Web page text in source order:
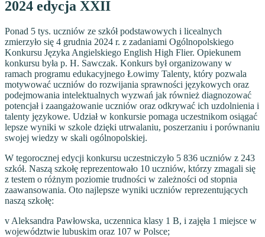
2024 edycja XXII
Ponad 5 tys. uczniów ze szkół podstawowych i licealnych
zmierzyło się 4 grudnia 2024 r. z zadaniami Ogólnopolskiego
Konkursu Języka Angielskiego English High Flier. Opiekunem
konkursu była p. H. Sawczak. Konkurs był organizowany w
ramach programu edukacyjnego Łowimy Talenty, który pozwala
motywować uczniów do rozwijania sprawności językowych oraz
podejmowania intelektualnych wyzwań jak również diagnozować
potencjał i zaangażowanie uczniów oraz odkrywać ich uzdolnienia i
talenty językowe. Udział w konkursie pomaga uczestnikom osiągać
lepsze wyniki w szkole dzięki utrwalaniu, poszerzaniu i porównaniu
swojej wiedzy w skali ogólnopolskiej.
W tegorocznej edycji konkursu uczestniczyło 5 836 uczniów z 243
szkół. Naszą szkołę reprezentowało 10 uczniów, którzy zmagali się
z testem o różnym poziomie trudności w zależności od stopnia
zaawansowania. Oto najlepsze wyniki uczniów reprezentujących
naszą szkołę:
v Aleksandra Pawłowska, uczennica klasy 1 B, i zajęła 1 miejsce w
województwie lubuskim oraz 107 w Polsce;